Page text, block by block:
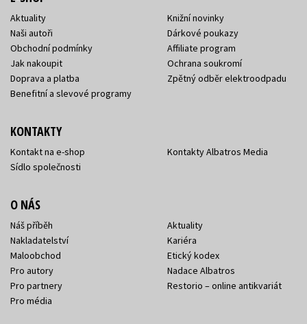
Aktuality
Naši autoři
Obchodní podmínky
Jak nakoupit
Doprava a platba
Benefitní a slevové programy
Knižní novinky
Dárkové poukazy
Affiliate program
Ochrana soukromí
Zpětný odběr elektroodpadu
KONTAKTY
Kontakt na e-shop
Sídlo společnosti
Kontakty Albatros Media
O NÁS
Náš příběh
Nakladatelství
Maloobchod
Pro autory
Pro partnery
Pro média
Aktuality
Kariéra
Etický kodex
Nadace Albatros
Restorio – online antikvariát